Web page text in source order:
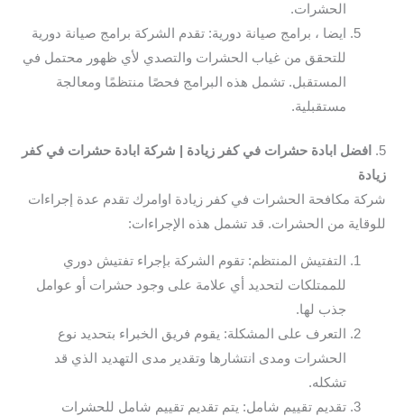
الحشرات.
ايضا ، برامج صيانة دورية: تقدم الشركة برامج صيانة دورية
للتحقق من غياب الحشرات والتصدي لأي ظهور محتمل في
المستقبل. تشمل هذه البرامج فحصًا منتظمًا ومعالجة
مستقبلية.
5.
افضل ابادة حشرات في كفر زيادة | شركة ابادة حشرات في كفر
زيادة
شركة مكافحة الحشرات في كفر زيادة اوامرك تقدم عدة إجراءات
للوقاية من الحشرات. قد تشمل هذه الإجراءات:
التفتيش المنتظم: تقوم الشركة بإجراء تفتيش دوري
للممتلكات لتحديد أي علامة على وجود حشرات أو عوامل
جذب لها.
التعرف على المشكلة: يقوم فريق الخبراء بتحديد نوع
الحشرات ومدى انتشارها وتقدير مدى التهديد الذي قد
تشكله.
تقديم تقييم شامل: يتم تقديم تقييم شامل للحشرات